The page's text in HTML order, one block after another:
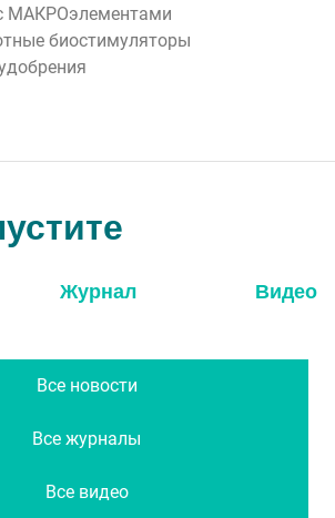
МАКРОэлементами
биостимуляторы
Журнал Видео
Все новости
Все журналы
Все видео